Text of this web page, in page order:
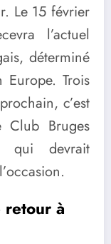
Le 15 février
l’actuel
déterminé
Trois
c’est
Bruges
qui devrait
retour à